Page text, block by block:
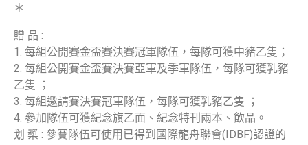
＊
贈 品 :
1. 每組公開賽金盃賽決賽冠軍隊伍，每隊可獲中豬乙隻；
2. 每組公開賽金盃賽決賽亞軍及季軍隊伍，每隊可獲乳豬
乙隻 ；
3. 每組邀請賽決賽冠軍隊伍，每隊可獲乳豬乙隻 ；
4. 參加隊伍可獲紀念旗乙面、紀念特刊兩本、飲品。
划 槳 : 參賽隊伍可使用已得到國際龍舟聯會(IDBF)認證的